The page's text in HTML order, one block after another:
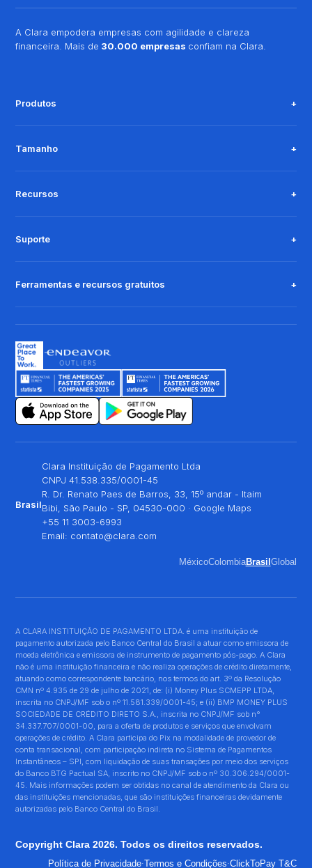
A Clara empodera empresas com agilidade e clareza
financeira. Mais de 30.000 empresas confiam na Clara.
Produtos
Tamanho
Recursos
Suporte
Ferramentas e recursos gratuitos
Brasil
Clara Instituição de Pagamento Ltda
CNPJ 41.538.335/0001-45
R. Dr. Renato Paes de Barros, 33, 15º andar - Itaim
Bibi, São Paulo - SP, 04530-000 · Google Maps
+55 11 3003-6993
Email: contato@clara.com
MéxicoColombiaBrasilGlobal
A CLARA INSTITUIÇÃO DE PAGAMENTO LTDA. é uma instituição de
pagamento autorizada pelo Banco Central do Brasil a atuar como emissora de
moeda eletrônica e emissora de instrumento de pagamento pós-pago. A Clara
não é uma instituição financeira e não realiza operações de crédito diretamente,
atuando como correspondente bancário, nos termos do art. 3º da Resolução
CMN nº 4.935 de 29 de julho de 2021, de: (i) Money Plus SCMEPP LTDA,
inscrita no CNPJ/MF sob o nº 11.581.339/0001-45; e (ii) BMP MONEY PLUS
SOCIEDADE DE CRÉDITO DIRETO S.A., inscrita no CNPJ/MF sob n°
34.337.707/0001-00, para a oferta de produtos e serviços que envolvam
operações de crédito. A Clara participa do Pix na modalidade de provedor de
conta transacional, com participação indireta no Sistema de Pagamentos
Instantâneos – SPI, com liquidação de suas transações por meio dos serviços
do Banco BTG Pactual SA, inscrito no CNPJ/MF sob o nº 30.306.294/0001-
45. Mais informações podem ser obtidas no canal de atendimento da Clara ou
das instituições mencionadas, que são instituições financeiras devidamente
autorizadas pelo Banco Central do Brasil.
Copyright Clara 2026. Todos os direitos reservados.
Política de Privacidade·Termos e Condições·ClickToPay T&C